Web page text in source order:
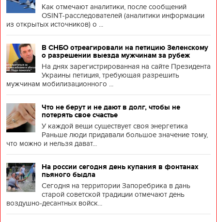
Как отмечают аналитики, после сообщений
OSINT-расследователей (аналитики информации
из открытых источников) о ...
В СНБО отреагировали на петицию Зеленскому
о разрешении выезда мужчинам за рубеж
На днях зарегистрированная на сайте Президента
Украины петиция, требующая разрешить
мужчинам мобилизационного ...
Что не берут и не дают в долг, чтобы не
потерять свое счастье
У каждой вещи существует своя энергетика
Раньше люди придавали большое значение тому,
что можно и нельзя дават...
На россии сегодня день купания в фонтанах
пьяного быдла
Сегодня на территории Запоребрика в дань
старой советской традиции отмечают день
воздушно-десантных войск...